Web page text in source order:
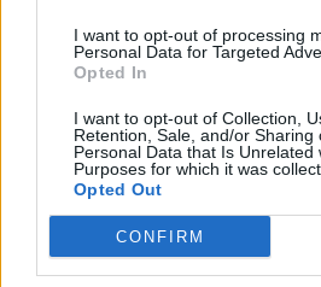
I want to opt-out of processing
Personal Data for Targeted
Opted In
I want to opt-out of Collection,
Retention, Sale, and/or Sharing
Personal Data that Is Unrelated
Purposes for which it was
Opted Out
CONFIRM